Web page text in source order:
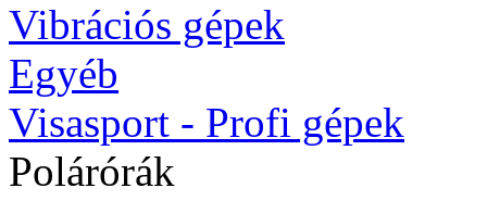
Vibrációs gépek
Egyéb
Visasport - Profi gépek
Polárórák